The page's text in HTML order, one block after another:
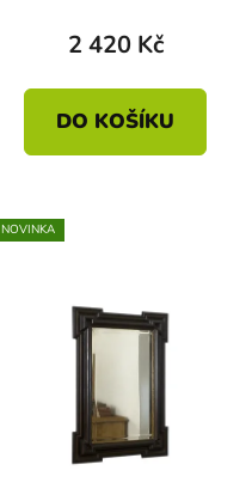
2 420 Kč
DO KOŠÍKU
NOVINKA